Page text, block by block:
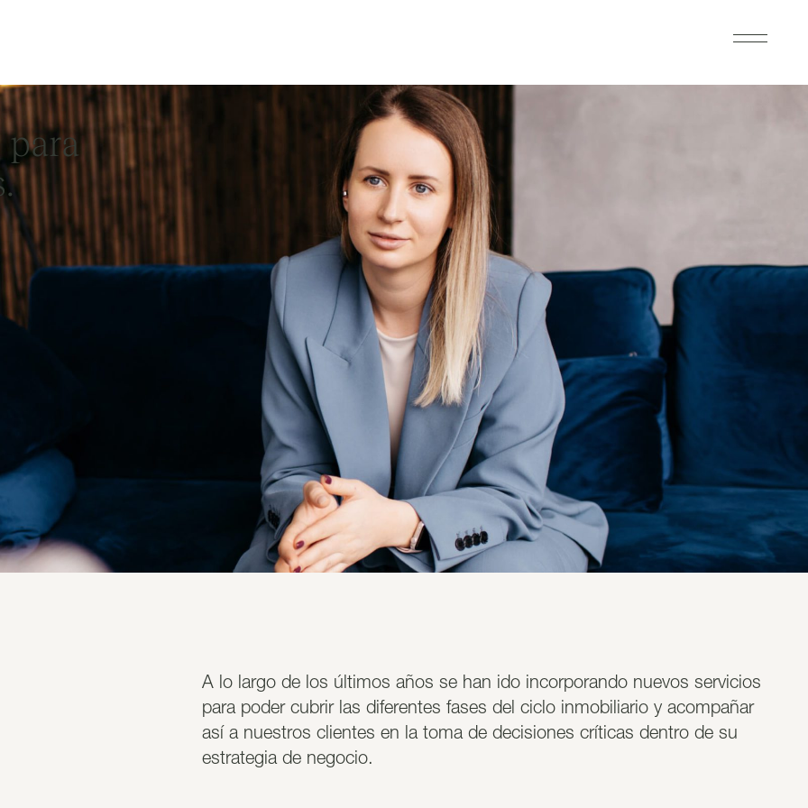
A lo largo de los últimos años se han ido incorporando nuevos servicios
para poder cubrir las diferentes fases del ciclo inmobiliario y acompañar
así a nuestros clientes en la toma de decisiones críticas dentro de su
estrategia de negocio.